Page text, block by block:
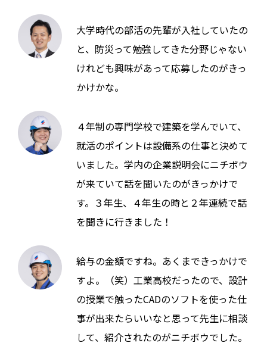
大学時代の部活の先輩が入社していたの
と、防災って勉強してきた分野じゃない
けれども興味があって応募したのがきっ
かけかな。
４年制の専門学校で建築を学んでいて、
就活のポイントは設備系の仕事と決めて
いました。学内の企業説明会にニチボウ
が来ていて話を聞いたのがきっかけで
す。３年生、４年生の時と２年連続で話
を聞きに行きました！
給与の金額ですね。あくまできっかけで
すよ。（笑）工業高校だったので、設計
の授業で触ったCADのソフトを使った仕
事が出来たらいいなと思って先生に相談
して、紹介されたのがニチボウでした。